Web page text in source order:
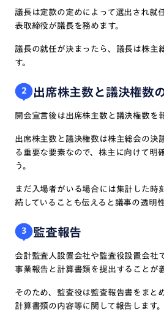
議長は定款の定めによって選出され就
表取締役が議長を務めます。
議長の就任が決まったら、議長は株主
す。
2 出席株主数と議決権数
開会宣言後は出席株主数と議決権数を
出席株主数と議決権数は株主総会の決
る重要な要素なので、株主に向けて明
う。
まだ入場者がいる場合には集計した時
続していることも伝えると議事の透明
3 監査報告
会計監査人設置会社や監査役設置会社
事業報告と計算書類を提出することが
そのため、監査役は監査報告書をまと
計算書類の内容等に関して報告します。